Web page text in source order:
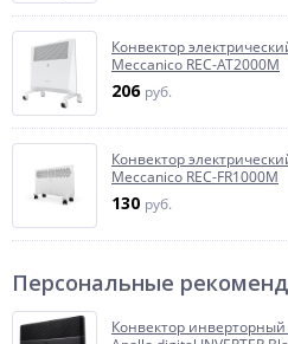
Конвектор
Meccanico REC-AT2000M
206 руб.
Конвектор
Meccanico REC-FR1000M
130 руб.
Персональные
Конвектор